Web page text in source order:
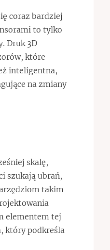
coraz bardziej
to tylko
Druk 3D
które
inteligentna,
na zmiany
skalę,
szukają ubrań,
takim
elementem tej
który podkreśla